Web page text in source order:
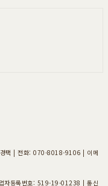
경택 | 전화: 070-8018-9106 | 이메
자등록번호: 519-19-01238 | 통신